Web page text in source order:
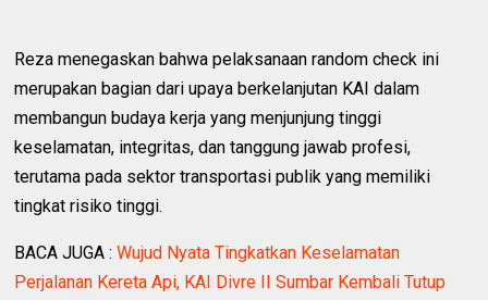
Reza menegaskan bahwa pelaksanaan random check ini
merupakan bagian dari upaya berkelanjutan KAI dalam
membangun budaya kerja yang menjunjung tinggi
keselamatan, integritas, dan tanggung jawab profesi,
terutama pada sektor transportasi publik yang memiliki
tingkat risiko tinggi.
BACA JUGA :Wujud Nyata Tingkatkan Keselamatan
Perjalanan Kereta Api, KAI Divre II Sumbar Kembali Tutup